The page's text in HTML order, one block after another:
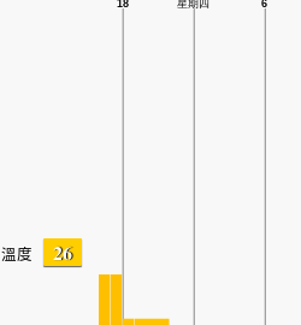
溫度 26